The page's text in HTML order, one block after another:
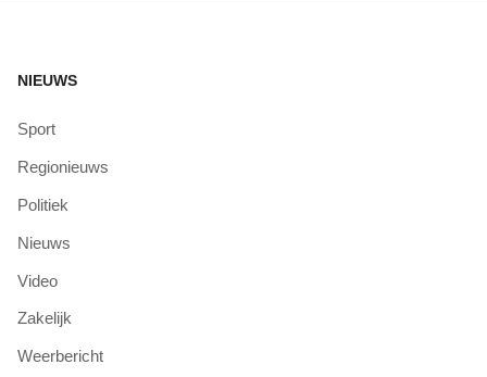
NIEUWS
Sport
Regionieuws
Politiek
Nieuws
Video
Zakelijk
Weerbericht